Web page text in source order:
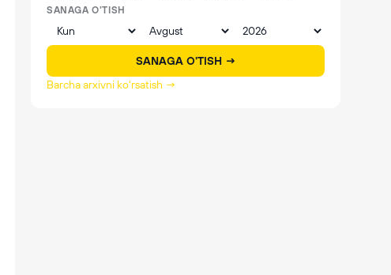
SANAGA O'TISH
SANAGA O'TISH →
Barcha arxivni ko'rsatish →